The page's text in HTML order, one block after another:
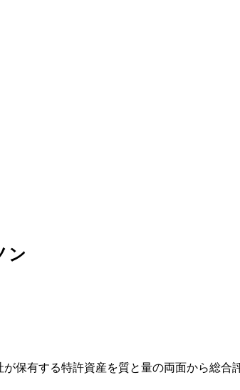
ン
保有する特許資産を質と量の両面から総合